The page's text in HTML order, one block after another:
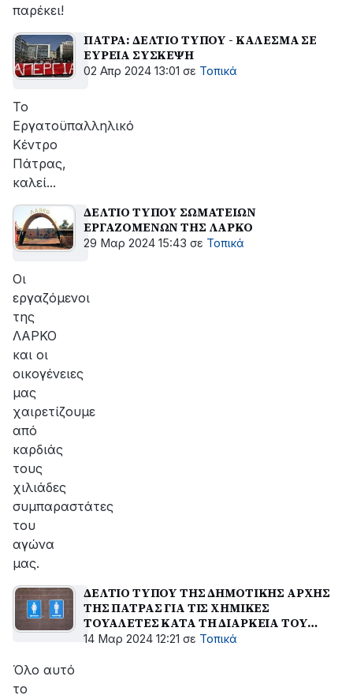
παρέκει!
ΠΑΤΡΑ: ΔΕΛΤΙΟ ΤΥΠΟΥ - ΚΑΛΕΣΜΑ ΣΕ
ΕΥΡΕΙΑ ΣΥΣΚΕΨΗ
02 Απρ 2024 13:01 σε Τοπικά
Το
Εργατοϋπαλληλικό
Κέντρο
Πάτρας,
καλεί...
ΔΕΛΤΙΟ ΤΥΠΟΥ ΣΩΜΑΤΕΙΩΝ
ΕΡΓΑΖΟΜΕΝΩΝ ΤΗΣ ΛΑΡΚΟ
29 Μαρ 2024 15:43 σε Τοπικά
Οι
εργαζόμενοι
της
ΛΑΡΚΟ
και οι
οικογένειες
μας
χαιρετίζουμε
από
καρδιάς
τους
χιλιάδες
συμπαραστάτες
του
αγώνα
μας.
ΔΕΛΤΙΟ ΤΥΠΟΥ ΤΗΣ ΔΗΜΟΤΙΚΗΣ ΑΡΧΗΣ
ΤΗΣ ΠΑΤΡΑΣ ΓΙΑ ΤΙΣ ΧΗΜΙΚΕΣ
ΤΟΥΑΛΕΤΕΣ ΚΑΤΑ ΤΗ ΔΙΑΡΚΕΙΑ ΤΟΥ
ΚΑΡΝΑΒΑΛΙΟΥ
14 Μαρ 2024 12:21 σε Τοπικά
Όλο αυτό
το